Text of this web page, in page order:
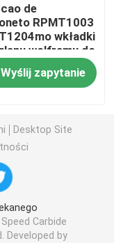
de
RPMT1003
wkładki
wolframu do
do cięcia
obróbki stali
Wyślij zapytanie
Desktop Site
Carbide
Developed by